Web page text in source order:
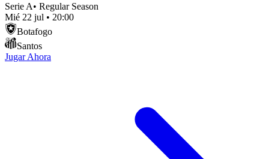
Serie A• Regular Season
Mié 22 jul • 20:00
Botafogo
Santos
Jugar Ahora